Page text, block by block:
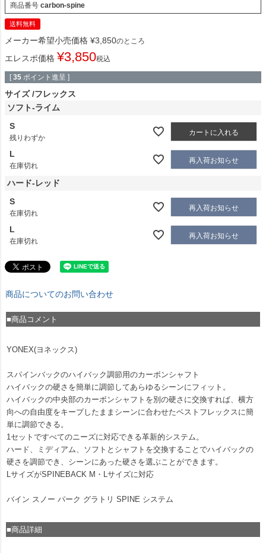
商品番号 carbon-spine
送料無料
メーカー希望小売価格 ¥3,850のところ
エレスポ価格 ¥3,850税込
[ 35 ポイント進呈 ]
サイズ フレックス
ソフト-ライム
S
残りわずか
カートに入れる
L
在庫切れ
再入荷お知らせ
ハード-レッド
S
在庫切れ
再入荷お知らせ
L
在庫切れ
再入荷お知らせ
商品についてのお問い合わせ
■商品コメント
YONEX(ヨネックス)
スパインバックのハイバック調節用のカーボンシャフト
ハイバックの硬さを簡単に調節してあらゆるシーンにフィット。
ハイバックの中央部のカーボンシャフトを別の硬さに交換すれば、横方
向への自由度をキープしたままシーンに合わせたベストフレックスに簡
単に調節できる。
1セットですべてのニーズに対応できる革新的システム。
ハード、ミディアム、ソフトとシャフトを交換することでハイバックの
硬さを調節でき、シーンにあった硬さを選ぶことができます。
LサイズがSPINEBACK M・Lサイズに対応
バイン スノー パーク グラトリ SPINE システム
■商品詳細